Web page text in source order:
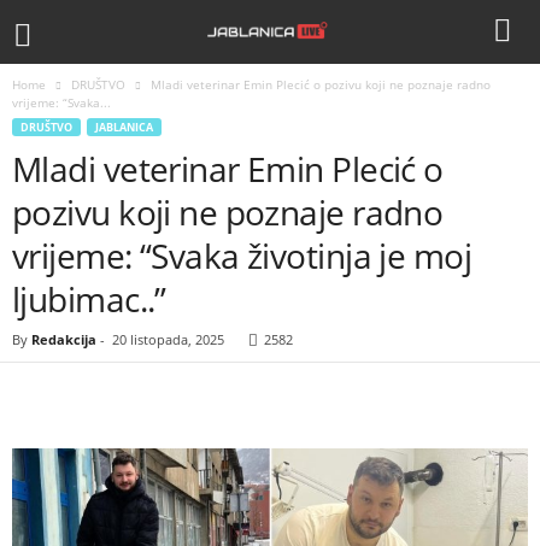
Home DRUŠTVO
Mladi veterinar Emin Plecić o pozivu koji ne poznaje radno
vrijeme: “Svaka...
DRUŠTVO JABLANICA
Mladi veterinar Emin Plecić o
pozivu koji ne poznaje radno
vrijeme: “Svaka životinja je moj
ljubimac..”
By Redakcija - 20 listopada, 2025 2582